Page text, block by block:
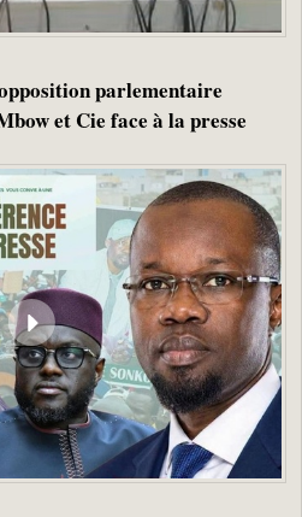
parlementaire
et Cie face à la presse